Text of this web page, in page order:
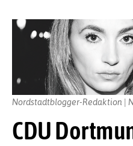
CDU
Nordstadtblogger-Redaktion |